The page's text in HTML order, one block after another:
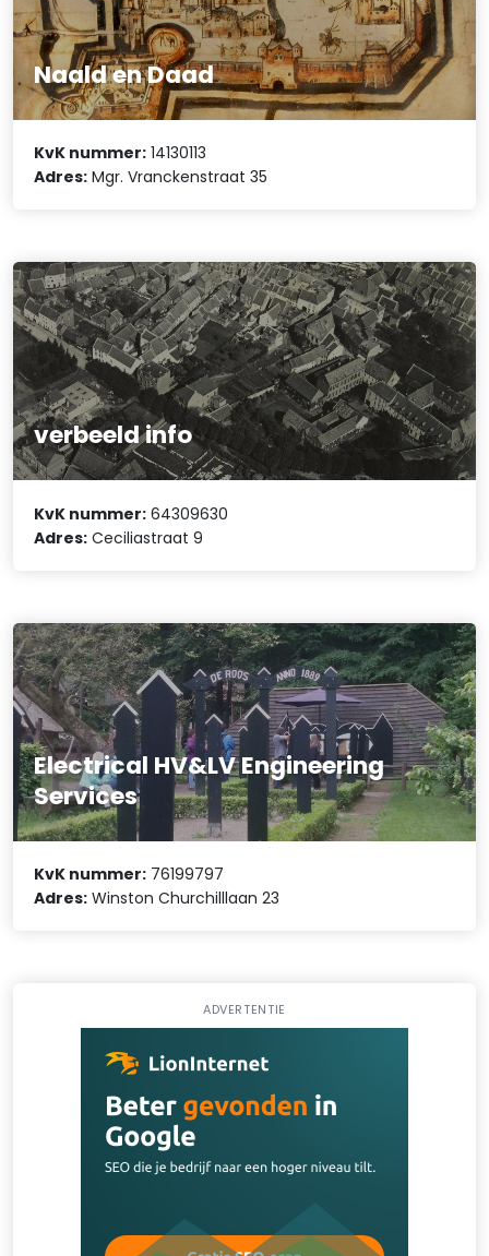
Naald en Daad
KvK nummer: 14130113
Adres: Mgr. Vranckenstraat 35
verbeeld info
KvK nummer: 64309630
Adres: Ceciliastraat 9
Electrical HV&LV Engineering
Services
KvK nummer: 76199797
Adres: Winston Churchilllaan 23
ADVERTENTIE